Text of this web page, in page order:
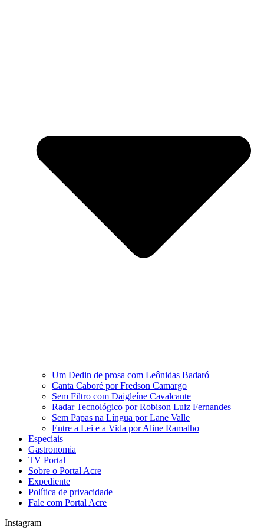
Um Dedin de prosa com Leônidas Badaró
Canta Caboré por Fredson Camargo
Sem Filtro com Daigleíne Cavalcante
Radar Tecnológico por Robison Luiz Fernandes
Sem Papas na Língua por Lane Valle
Entre a Lei e a Vida por Aline Ramalho
Especiais
Gastronomia
TV Portal
Sobre o Portal Acre
Expediente
Política de privacidade
Fale com Portal Acre
Instagram